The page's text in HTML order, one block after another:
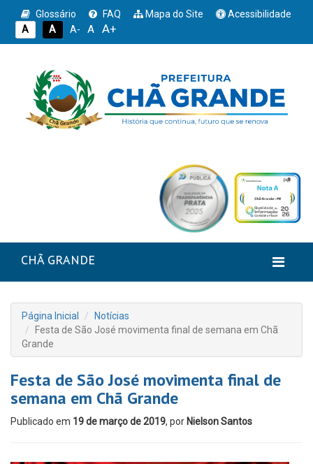
Glossário FAQ Mapa do Site
Acessibilidade
A
A A- A A+
CHÃ GRANDE
Página Inicial
Notícias
Festa de São José movimenta final de semana em Chã
Grande
Festa de São José movimenta final de
semana em Chã Grande
Publicado em 19 de março de 2019, por Nielson Santos